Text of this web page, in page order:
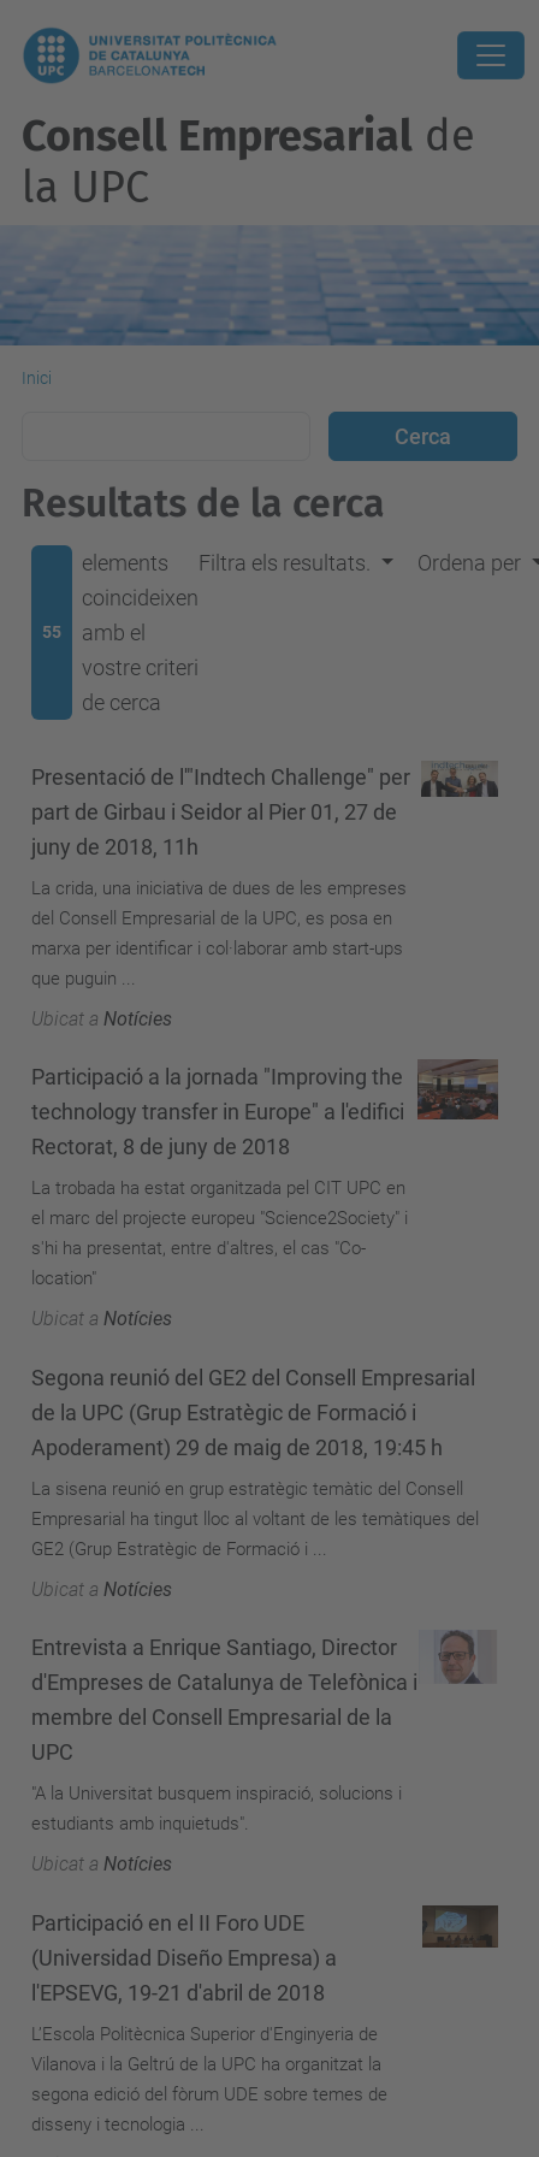
Consell Empresarial de
la UPC
Inici
Resultats de la cerca
55
elements
coincideixen
amb el
vostre criteri
de cerca
Filtra els resultats. Ordena per
Presentació de l'"Indtech Challenge" per
part de Girbau i Seidor al Pier 01, 27 de
juny de 2018, 11h
La crida, una iniciativa de dues de les empreses
del Consell Empresarial de la UPC, es posa en
marxa per identificar i col·laborar amb start-ups
que puguin ...
Ubicat a Notícies
Participació a la jornada "Improving the
technology transfer in Europe" a l'edifici
Rectorat, 8 de juny de 2018
La trobada ha estat organitzada pel CIT UPC en
el marc del projecte europeu "Science2Society" i
s'hi ha presentat, entre d'altres, el cas "Co-
location"
Ubicat a Notícies
Segona reunió del GE2 del Consell Empresarial
de la UPC (Grup Estratègic de Formació i
Apoderament) 29 de maig de 2018, 19:45 h
La sisena reunió en grup estratègic temàtic del Consell
Empresarial ha tingut lloc al voltant de les temàtiques del
GE2 (Grup Estratègic de Formació i ...
Ubicat a Notícies
Entrevista a Enrique Santiago, Director
d'Empreses de Catalunya de Telefònica i
membre del Consell Empresarial de la
UPC
"A la Universitat busquem inspiració, solucions i
estudiants amb inquietuds".
Ubicat a Notícies
Participació en el II Foro UDE
(Universidad Diseño Empresa) a
l'EPSEVG, 19-21 d'abril de 2018
L’Escola Politècnica Superior d'Enginyeria de
Vilanova i la Geltrú de la UPC ha organitzat la
segona edició del fòrum UDE sobre temes de
disseny i tecnologia ...